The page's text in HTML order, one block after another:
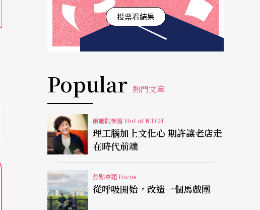
投票看結果
Popular 熱門文章
兩廳院櫥窗 Hot at NTCH
理工腦加上文化心 期許讓老店走
在時代前端
焦點專題 Focus
從呼吸開始，改造一個馬戲團